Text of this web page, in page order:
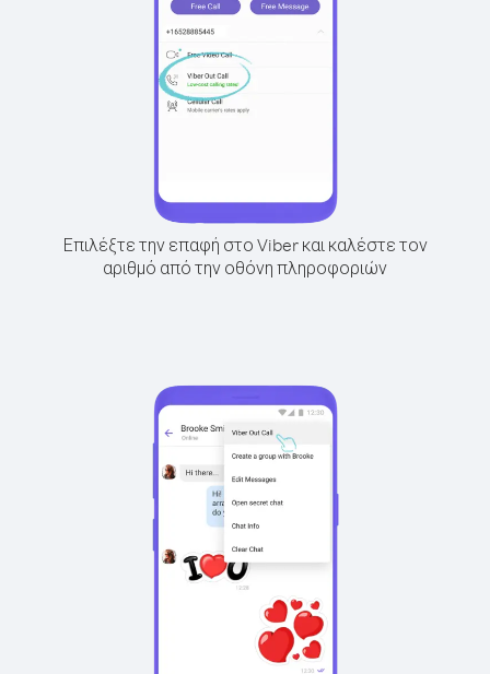
Επιλέξτε την επαφή στο Viber και καλέστε τον
αριθμό από την οθόνη πληροφοριών